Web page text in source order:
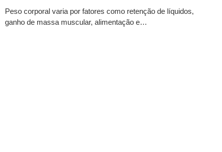
Peso corporal varia por fatores como retenção de líquidos,
ganho de massa muscular, alimentação e…